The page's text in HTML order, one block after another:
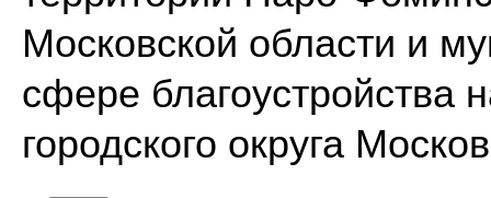
Московской области и
сфере благоустройства
городского округа